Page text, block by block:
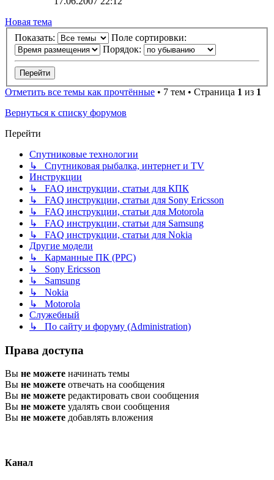
Новая тема
Показать:
Поле сортировки:
Порядок:
Отметить все темы как прочтённые • 7 тем • Страница 1 из 1
Вернуться к списку форумов
Перейти
Спутниковые технологии
↳ Спутниковая рыбалка, интернет и TV
Инструкции
↳ FAQ инструкции, статьи для КПК
↳ FAQ инструкции, статьи для Sony Ericsson
↳ FAQ инструкции, статьи для Motorola
↳ FAQ инструкции, статьи для Samsung
↳ FAQ инструкции, статьи для Nokia
Другие модели
↳ Карманные ПК (PPC)
↳ Sony Ericsson
↳ Samsung
↳ Nokia
↳ Motorola
Служебный
↳ По сайту и форуму (Administration)
Права доступа
Вы не можете начинать темы
Вы не можете отвечать на сообщения
Вы не можете редактировать свои сообщения
Вы не можете удалять свои сообщения
Вы не можете добавлять вложения
Канал